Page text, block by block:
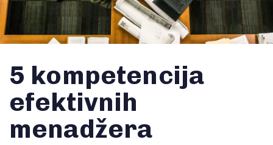
5 kompetencija
efektivnih
menadžera